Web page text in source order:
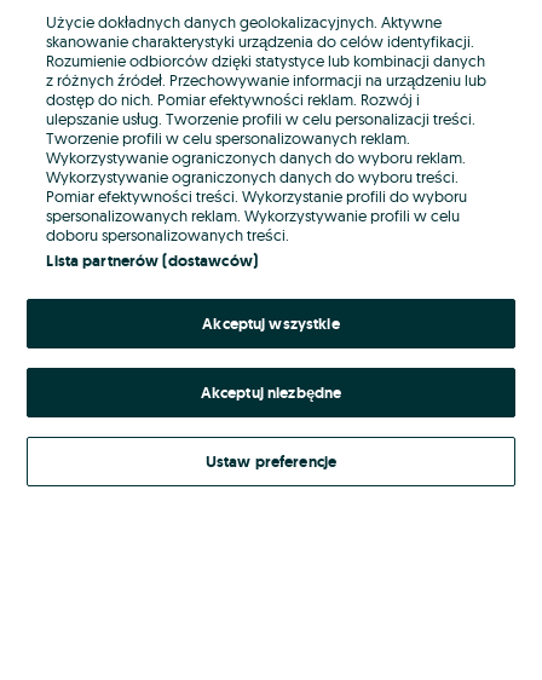
E-mail
Hasło
Nie pamiętasz hasła?
Zaloguj się
Kontynuując za pośrednictwem jednego z dostawców wskazanych powyżej,
Regulamin serwisuOLX.pl w jego aktualnym brzmieniu.
Użycie dokładnych danych geolokalizacyjnych. Aktywne
skanowanie charakterystyki urządzenia do celów identyfikacji.
Rozumienie odbiorców dzięki statystyce lub kombinacji danych
z różnych źródeł. Przechowywanie informacji na urządzeniu lub
dostęp do nich. Pomiar efektywności reklam. Rozwój i
ulepszanie usług. Tworzenie profili w celu personalizacji treści.
Tworzenie profili w celu spersonalizowanych reklam.
Wykorzystywanie ograniczonych danych do wyboru reklam.
Wykorzystywanie ograniczonych danych do wyboru treści.
Pomiar efektywności treści. Wykorzystanie profili do wyboru
spersonalizowanych reklam. Wykorzystywanie profili w celu
doboru spersonalizowanych treści.
Lista partnerów (dostawców)
Akceptuj wszystkie
Akceptuj niezbędne
Ustaw preferencje